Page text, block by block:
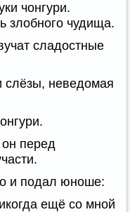
чонгури.
злобного чудища.
сладостные
слёзы, неведомая
перед
и подал юноше:
ещё со мной